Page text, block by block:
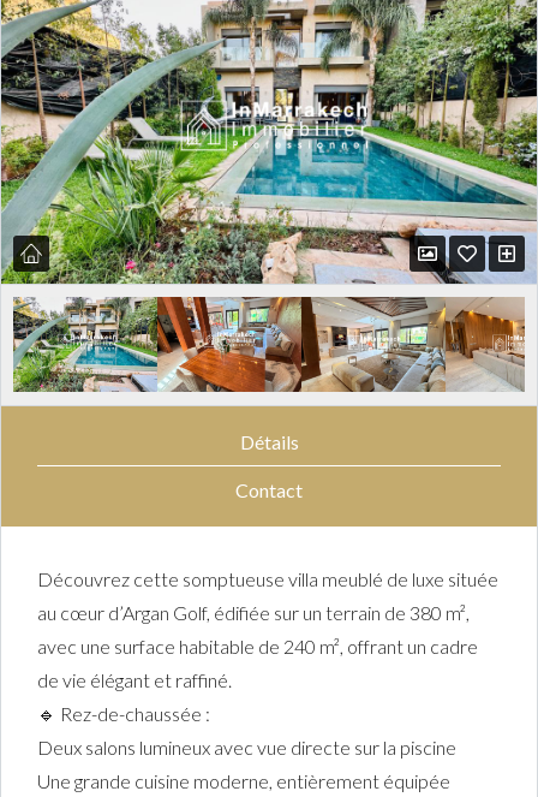
Détails
Contact
Découvrez cette somptueuse villa meublé de luxe située
au cœur d’Argan Golf, édifiée sur un terrain de 380 m²,
avec une surface habitable de 240 m², offrant un cadre
de vie élégant et raffiné.
🔹 Rez-de-chaussée :
Deux salons lumineux avec vue directe sur la piscine
Une grande cuisine moderne, entièrement équipée